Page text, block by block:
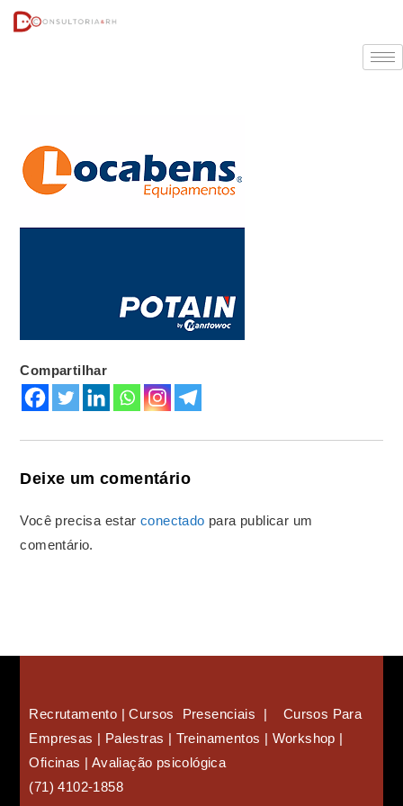
Compartilhar
Deixe um comentário
Você precisa estarconectado para publicar um
comentário.
Recrutamento | Cursos Presenciais | Cursos Para
Empresas | Palestras | Treinamentos | Workshop |
Oficinas | Avaliação psicológica
(71) 4102-1858